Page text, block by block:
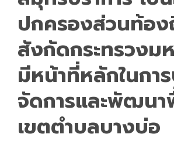
ปกครองส่วนท้อง
สังกัดกระทรวงม
มีหน้าที่หลักในกา
จัดการและพัฒนา
เขตตำบลบางบ่อ